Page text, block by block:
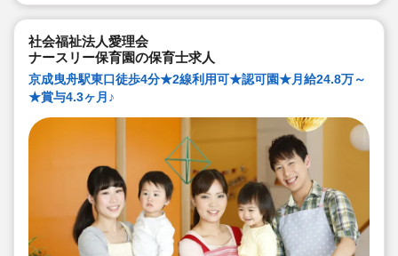
制度を用意しています。
●宿舎借り上げ制度利用可能です！※敷金・礼金等会社が
負担してくださいます
社会福祉法人愛理会
ナースリー保育園の保育士求人
京成曳舟駅東口徒歩4分★2線利用可★認可園★月給24.8万～
★賞与4.3ヶ月♪